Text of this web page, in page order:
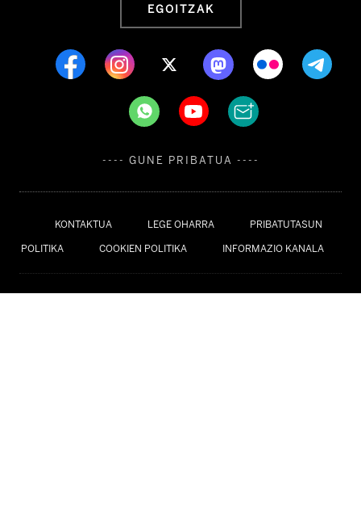
KONTAKTUA LEGE OHARRA PRIBATUTASUN
POLITIKA COOKIEN POLITIKA INFORMAZIO KANALA
EGOITZAK
---- GUNE PRIBATUA ----